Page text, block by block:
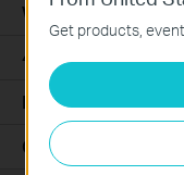
WiFi Gateways
4G/5G WiFi
Integrated Gateways
Cloud-Based
Get products,
Ezek a cookie -k a
és nem tilthatók le
Marketing és
Az elemző cookie
elemezzük
javítsuk és